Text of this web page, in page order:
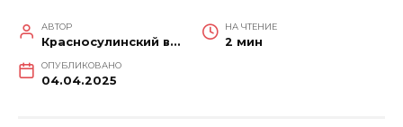
АВТОР
Красносулинский вестник
НА ЧТЕНИЕ
2 мин
ОПУБЛИКОВАНО
04.04.2025